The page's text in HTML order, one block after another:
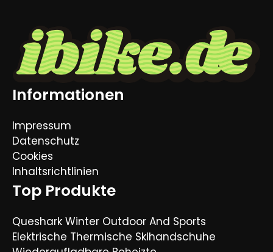
Informationen
Impressum
Datenschutz
Cookies
Inhaltsrichtlinien
Top Produkte
Queshark Winter Outdoor And Sports
Elektrische Thermische Skihandschuhe